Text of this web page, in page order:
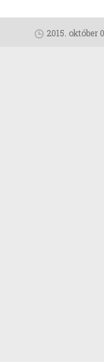
2015. október